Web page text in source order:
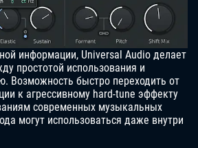
информации, Universal Audio делает
простотой использования и
Возможность быстро переходить от
к агрессивному hard-tune эффекту
современных музыкальных
могут использоваться даже внутри